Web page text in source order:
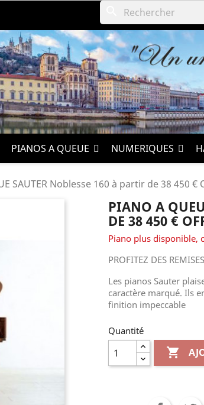
PIANOS A QUEUE NUMERIQUES
SAUTER Noblesse 160 à partir de 38 450 €
PIANO A
DE 38 450 €
Piano plus disponible,
PROFITEZ DES
Les pianos Sauter
caractère marqué. Ils
finition impeccable
Quantité
